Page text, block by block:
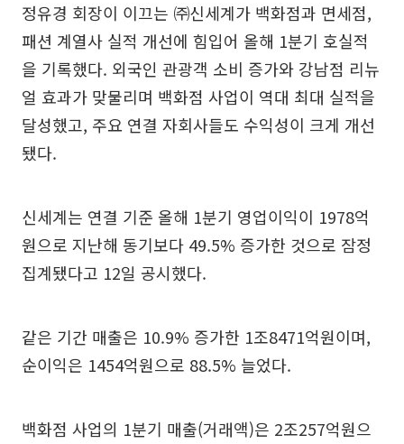
정유경 회장이 이끄는 ㈜신세계가 백화점과 면세점,
패션 계열사 실적 개선에 힘입어 올해 1분기 호실적
을 기록했다. 외국인 관광객 소비 증가와 강남점 리뉴
얼 효과가 맞물리며 백화점 사업이 역대 최대 실적을
달성했고, 주요 연결 자회사들도 수익성이 크게 개선
됐다.
신세계는 연결 기준 올해 1분기 영업이익이 1978억
원으로 지난해 동기보다 49.5% 증가한 것으로 잠정
집계됐다고 12일 공시했다.
같은 기간 매출은 10.9% 증가한 1조8471억원이며,
순이익은 1454억원으로 88.5% 늘었다.
백화점 사업의 1분기 매출(거래액)은 2조257억원으